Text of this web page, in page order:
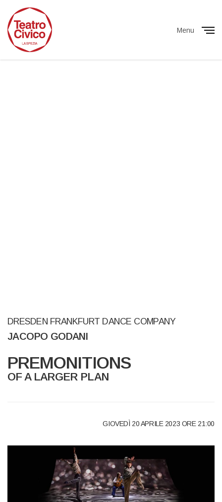
Menu
DRESDEN FRANKFURT DANCE COMPANY
JACOPO GODANI
PREMONITIONS
OF A LARGER PLAN
GIOVEDÌ 20 APRILE 2023 ORE 21:00